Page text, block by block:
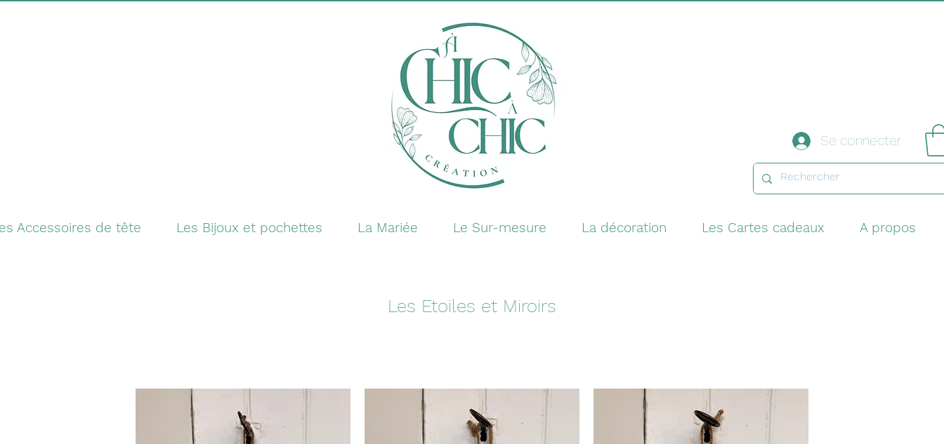
Se connecter
Accessoires de tête Les Bijoux et pochettes La Mariée Le Sur-mesure La décoration Les Cartes cadeaux A propos
Les Etoiles et Miroirs